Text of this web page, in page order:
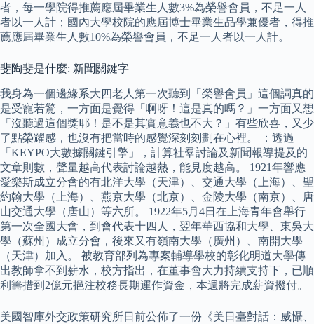
者，每一學院得推薦應屆畢業生人數3%為榮譽會員，不足一人
者以一人計；國內大學校院的應屆博士畢業生品學兼優者，得推
薦應屆畢業生人數10%為榮譽會員，不足一人者以一人計。
斐陶斐是什麼: 新聞關鍵字
我身為一個邊緣系大四老人第一次聽到「榮譽會員」這個詞真的
是受寵若驚，一方面是覺得「啊呀！這是真的嗎？」一方面又想
「沒聽過這個獎耶！是不是其實意義也不大？」有些欣喜，又少
了點榮耀感，也沒有把當時的感覺深刻刻劃在心裡。 ：透過
「KEYPO大數據關鍵引擎」，計算社羣討論及新聞報導提及的
文章則數，聲量越高代表討論越熱，能見度越高。 1921年響應
愛樂斯成立分會的有北洋大學（天津）、交通大學（上海）、聖
約翰大學（上海）、燕京大學（北京）、金陵大學（南京）、唐
山交通大學（唐山）等六所。 1922年5月4日在上海青年會舉行
第一次全國大會，到會代表十四人，翌年華西協和大學、東吳大
學（蘇州）成立分會，後來又有嶺南大學（廣州）、南開大學
（天津）加入。 被教育部列為專案輔導學校的彰化明道大學傳
出教師拿不到薪水，校方指出，在董事會大力持續支持下，已順
利籌措到2億元挹注校務長期運作資金，本週將完成薪資撥付。
美國智庫外交政策研究所日前公佈了一份《美日臺對話：威懾、